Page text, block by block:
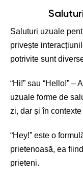
Saluturi uzuale
privește
potrivite sunt
“Hi!” sau “Hello!”
uzuale forme de
zi, dar și în
“Hey!” este o
prietenoasă, ea
prieteni.